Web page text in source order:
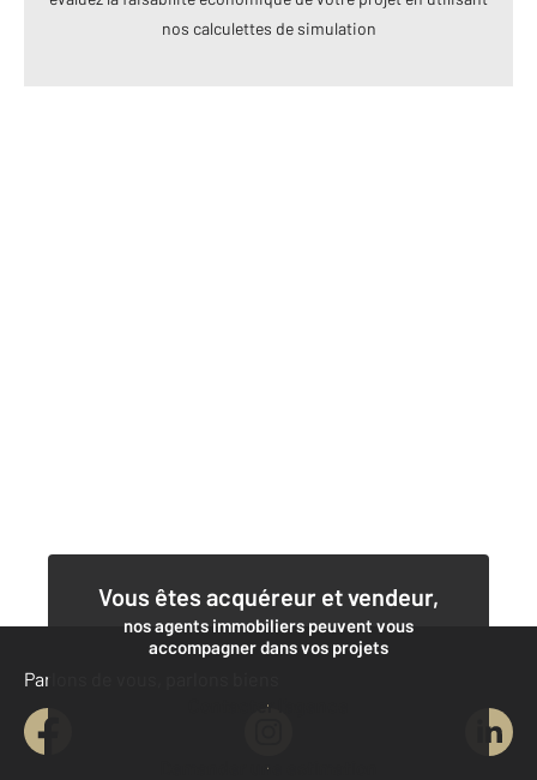
nos calculettes de simulation
Vous êtes acquéreur et vendeur,
nos agents immobiliers peuvent vous
accompagner dans vos projets
Contacter l'agence
Demander une estimation
Parlons de vous, parlons biens